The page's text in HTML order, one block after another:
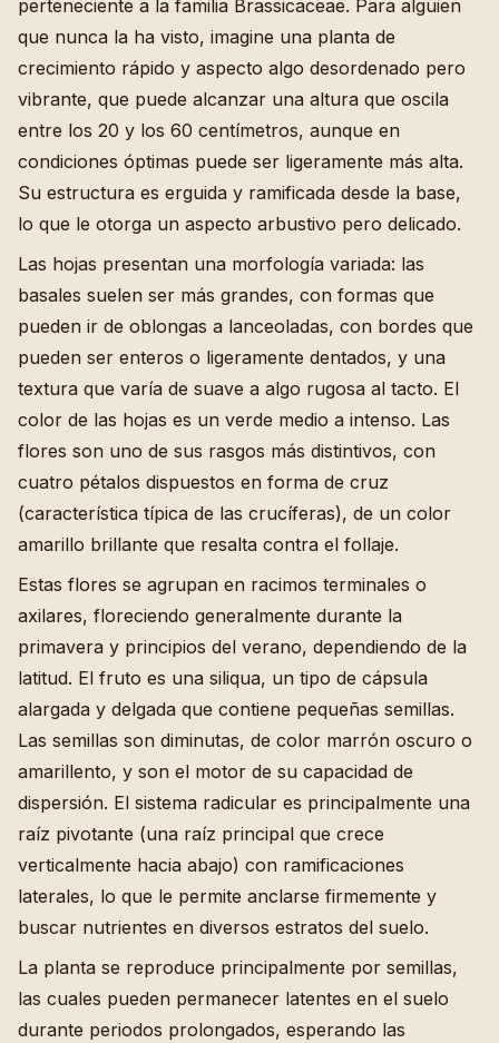
perteneciente a la familia Brassicaceae. Para alguien
que nunca la ha visto, imagine una planta de
crecimiento rápido y aspecto algo desordenado pero
vibrante, que puede alcanzar una altura que oscila
entre los 20 y los 60 centímetros, aunque en
condiciones óptimas puede ser ligeramente más alta.
Su estructura es erguida y ramificada desde la base,
lo que le otorga un aspecto arbustivo pero delicado.
Las hojas presentan una morfología variada: las
basales suelen ser más grandes, con formas que
pueden ir de oblongas a lanceoladas, con bordes que
pueden ser enteros o ligeramente dentados, y una
textura que varía de suave a algo rugosa al tacto. El
color de las hojas es un verde medio a intenso. Las
flores son uno de sus rasgos más distintivos, con
cuatro pétalos dispuestos en forma de cruz
(característica típica de las crucíferas), de un color
amarillo brillante que resalta contra el follaje.
Estas flores se agrupan en racimos terminales o
axilares, floreciendo generalmente durante la
primavera y principios del verano, dependiendo de la
latitud. El fruto es una siliqua, un tipo de cápsula
alargada y delgada que contiene pequeñas semillas.
Las semillas son diminutas, de color marrón oscuro o
amarillento, y son el motor de su capacidad de
dispersión. El sistema radicular es principalmente una
raíz pivotante (una raíz principal que crece
verticalmente hacia abajo) con ramificaciones
laterales, lo que le permite anclarse firmemente y
buscar nutrientes en diversos estratos del suelo.
La planta se reproduce principalmente por semillas,
las cuales pueden permanecer latentes en el suelo
durante periodos prolongados, esperando las